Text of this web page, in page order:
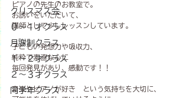
クリスマス会
０～１才クラス
月謝制クラス
１～２才クラス
２～３才クラス
同学年クラス
ピアノの先生のお教室で。
お誘いをいただいて、
講師として少しレッスンしています。
子どもの発想力や吸収力、
純粋で素直な心に
毎回発見があり、感動です！！
音楽やピアノが好き　という気持ちを大切に、